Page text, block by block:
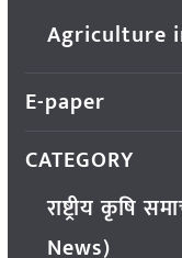
Agriculture
E-paper
CATEGORY
राष्ट्रीय कृषि
News)